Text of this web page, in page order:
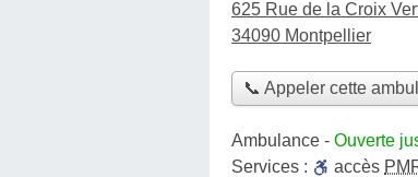
625 Rue de la Croix
34090 Montpellier
📞 Appeler cette
Ambulance - Ouverte
Services :
accès